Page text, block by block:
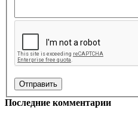
Последние комментарии